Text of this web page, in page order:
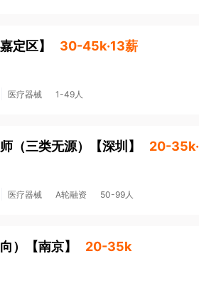
嘉定区】 30-45k·13薪
医疗器械 1-49人
（三类无源） 【深圳 】 20-
医疗器械 A轮融资 50-99人
） 【南京】 20-35k